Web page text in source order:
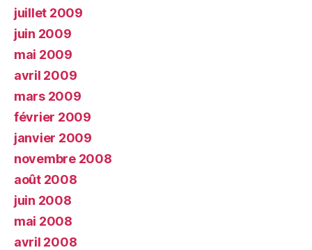
juillet 2009
juin 2009
mai 2009
avril 2009
mars 2009
février 2009
janvier 2009
novembre 2008
août 2008
juin 2008
mai 2008
avril 2008